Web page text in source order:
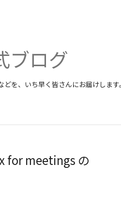
ブログ
を、いち早く皆さんにお届けします。
for meetings の